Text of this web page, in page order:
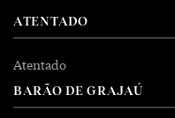
ATENTADO
Atentado
BARÃO DE GRAJAÚ